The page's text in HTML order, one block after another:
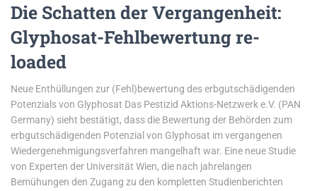
Die Schatten der Vergangenheit:
Glyphosat-Fehlbewertung re-
loaded
Neue Enthüllungen zur (Fehl)bewertung des erbgutschädigenden
Potenzials von Glyphosat Das Pestizid Aktions-Netzwerk e.V. (PAN
Germany) sieht bestätigt, dass die Bewertung der Behörden zum
erbgutschädigenden Potenzial von Glyphosat im vergangenen
Wiedergenehmigungsverfahren mangelhaft war. Eine neue Studie
von Experten der Universität Wien, die nach jahrelangen
Bemühungen den Zugang zu den kompletten Studienberichten